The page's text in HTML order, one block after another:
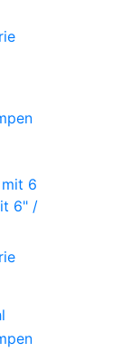
6" /